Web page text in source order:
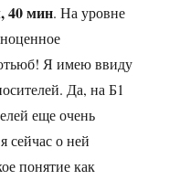
40 мин. На уровне
Я имею ввиду
Да, на Б1
еще очень
сейчас о ней
понятие как